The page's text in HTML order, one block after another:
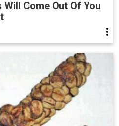
Come Out Of You